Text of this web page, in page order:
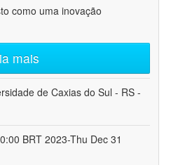
como uma inovação
mais
de Caxias do Sul - RS -
BRT 2023-Thu Dec 31